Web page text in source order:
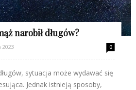
narobił długów?
2023 0
sytuacja może wydawać się
Jednak istnieją sposoby,